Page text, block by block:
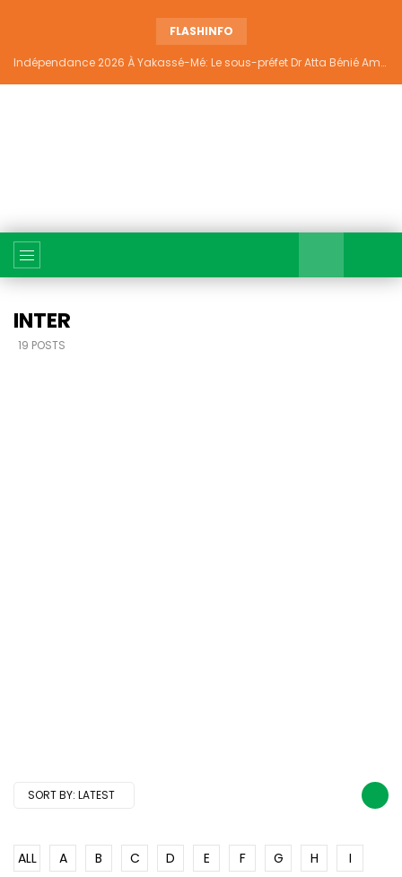
FLASHINFO
Indépendance 2026 À Yakassé-Mé: Le sous-préfet Dr Atta Bénié Amédé appelle à l’unité, à la sécurité et au développement
INTER
19 POSTS
SORT BY: LATEST
ALL A B C D E F G H
I